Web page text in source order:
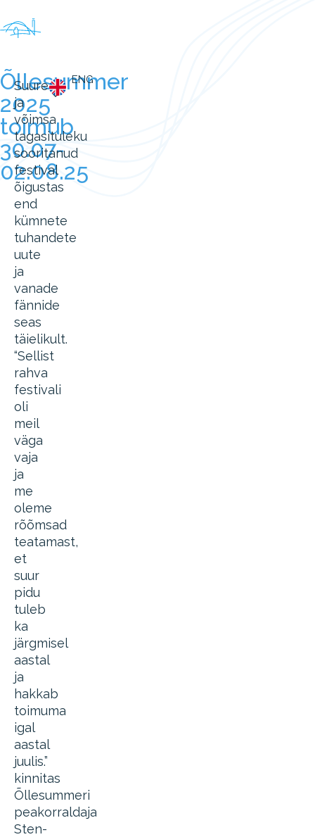
ENG
Õllesummer
2025
toimub
30.07-
02.08.25
Suure
ja
võimsa
tagasituleku
sooritanud
festival
õigustas
end
kümnete
tuhandete
uute
ja
vanade
fännide
seas
täielikult.
“Sellist
rahva
festivali
oli
meil
väga
vaja
ja
me
oleme
rõõmsad
teatamast,
et
suur
pidu
tuleb
ka
järgmisel
aastal
ja
hakkab
toimuma
igal
aastal
juulis.”
kinnitas
Õllesummeri
peakorraldaja
Sten-